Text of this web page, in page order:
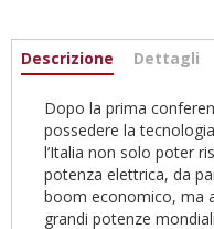
Informazioni
Descrizione (active
Dettagli
Dopo la prima
possedere la
l’Italia non solo poter
potenza elettrica, da
boom economico, ma
grandi potenze